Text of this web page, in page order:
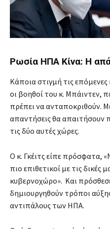
Ρωσία ΗΠΑ Κίνα: Η
Κάποια στιγμή τις
οι βοηθοί του κ. Μπάιντεν,
πρέπει να ανταποκριθούν.
απαντήσεις θα απαιτήσουν
τις δύο αυτές χώρες.
Ο κ. Γκέιτς είπε πρόσφατα,
πιο επιθετικοί με τις δικές
κυβερνοχώρο». Και
δημιουργηθούν τρόποι
αντιπάλους των ΗΠΑ.